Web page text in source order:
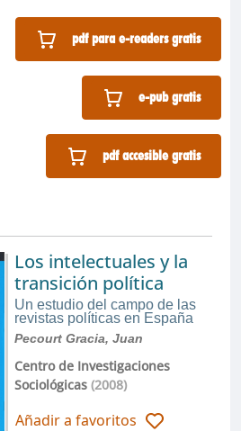
pdf para e-readers gratis
e-pub gratis
pdf accesible gratis
Los intelectuales y la
transición política
Un estudio del campo de las
revistas políticas en España
Pecourt Gracia, Juan
Centro de Investigaciones
Sociológicas(2008)
Añadir a favoritos